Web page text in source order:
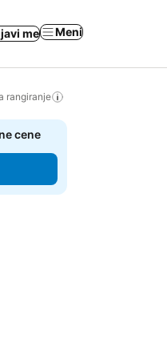
me Meni
rangiranje
cene